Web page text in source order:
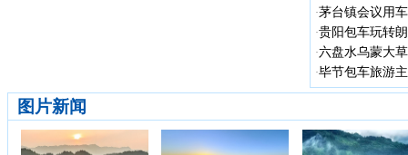
·茅台镇会议用
·贵阳包车玩转
·六盘水乌蒙大
·毕节包车旅游
图片新闻